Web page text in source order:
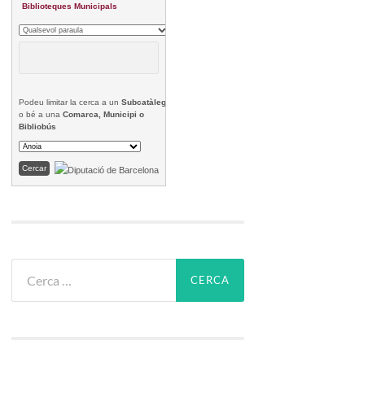
Biblioteques Municipals
Podeu limitar la cerca a un Subcatàleg
o bé a una Comarca, Municipi o
Bibliobús